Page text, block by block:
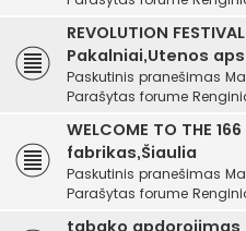
REVOLUTION
Pakalniai,Utenos
Paskutinis pranešimas
Parašytas forume
WELCOME TO THE
fabrikas,Šiaulia
Paskutinis pranešimas
Parašytas forume